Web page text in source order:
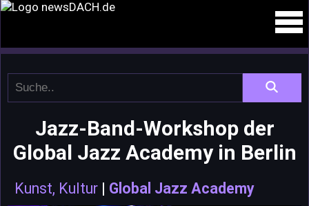
Jazz-Band-Workshop der
Global Jazz Academy in Berlin
Kunst, Kultur | Global Jazz Academy